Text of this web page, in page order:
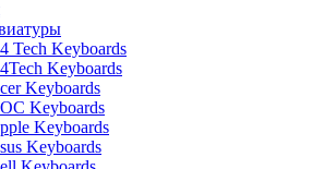
Tech Keyboards
Keyboards
Keyboards
Keyboards
Keyboards
Keyboards